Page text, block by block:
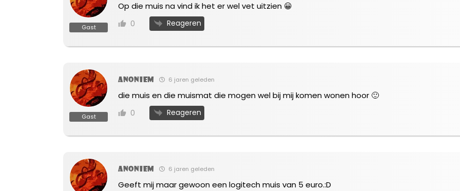
Gast
Op die muis na vind ik het er wel vet uitzien 😀
0 Reageren
Gast
Anoniem 6 jaren geleden
die muis en die muismat die mogen wel bij mij komen wonen hoor 🙂
0 Reageren
Anoniem 6 jaren geleden
Geeft mij maar gewoon een logitech muis van 5 euro.:D